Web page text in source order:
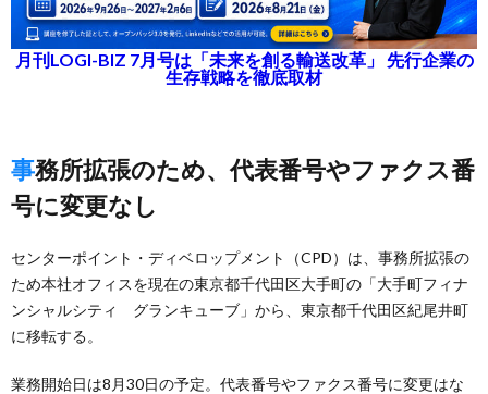
月刊LOGI-BIZ 7月号は「未来を創る輸送改革」 先行企業の
生存戦略を徹底取材
事務所拡張のため、代表番号やファクス番
号に変更なし
センターポイント・ディベロップメント（CPD）は、事務所拡張の
ため本社オフィスを現在の東京都千代田区大手町の「大手町フィナ
ンシャルシティ グランキューブ」から、東京都千代田区紀尾井町
に移転する。
業務開始日は8月30日の予定。代表番号やファクス番号に変更はな